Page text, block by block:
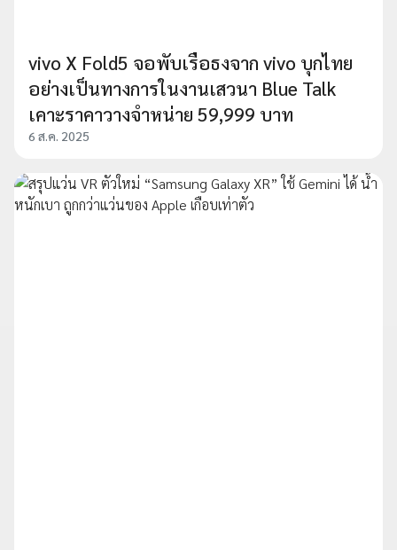
vivo X Fold5 จอพับเรือธงจาก vivo บุกไทย
อย่างเป็นทางการในงานเสวนา Blue Talk
เคาะราคาวางจำหน่าย 59,999 บาท
6 ส.ค. 2025